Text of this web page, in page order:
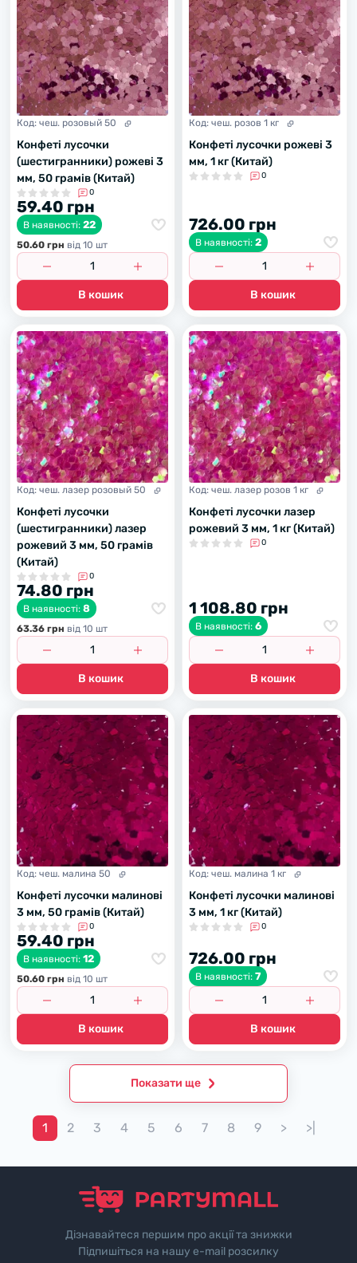
Код: чеш. розовый 50
Конфеті лусочки
(шестигранники) рожеві 3
мм, 50 грамів (Китай)
0
59.40 грн
В наявності: 22
50.60 грн вiд 10 шт
В кошик
Код: чеш. розов 1 кг
Конфеті лусочки рожеві 3
мм, 1 кг (Китай)
0
726.00 грн
В наявності: 2
В кошик
Код: чеш. лазер розовый 50
Конфеті лусочки
(шестигранники) лазер
рожевий 3 мм, 50 грамів
(Китай)
0
74.80 грн
В наявності: 8
63.36 грн вiд 10 шт
В кошик
Код: чеш. лазер розов 1 кг
Конфеті лусочки лазер
рожевий 3 мм, 1 кг (Китай)
0
1 108.80 грн
В наявності: 6
В кошик
Код: чеш. малина 50
Конфеті лусочки малинові
3 мм, 50 грамів (Китай)
0
59.40 грн
В наявності: 12
50.60 грн вiд 10 шт
В кошик
Код: чеш. малина 1 кг
Конфеті лусочки малинові
3 мм, 1 кг (Китай)
0
726.00 грн
В наявності: 7
В кошик
Показати ще
1 2 3 4 5 6 7 8 9 > >|
Дізнавайтеся першим про акції та знижки
Підпишіться на нашу e-mail розсилку